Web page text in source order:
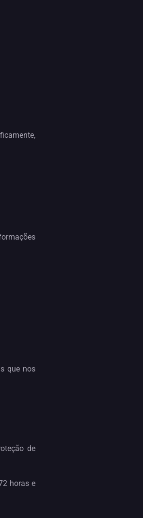
que nos
de
horas e